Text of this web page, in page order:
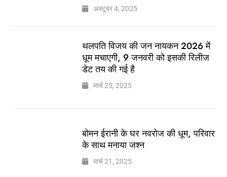
अक्टूबर 4, 2025
थलपति विजय की जन नायकन 2026 में
धूम मचाएगी, 9 जनवरी को इसकी रिलीज
डेट तय की गई है
मार्च 25, 2025
बोमन ईरानी के घर नवरोज की धूम, परिवार
के साथ मनाया जश्न
मार्च 21, 2025